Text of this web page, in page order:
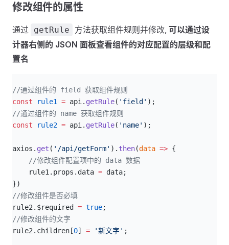
修改组件的属性
通过 getRule 方法获取组件规则并修改, 可以通过设
计器右侧的 JSON 面板查看组件的对应配置的层级和配
置名
//通过组件的 field 获取组件规则
const rule1 = api. getRule( 'field' );
//通过组件的 name 获取组件规则
const rule2 = api. getRule( 'name' );
axios. get ( '/api/getForm' ). then(data => {
    //修改组件配置项中的 data 数据
    rule1.props.data
= data;
})
//修改组件是否必填
rule2.$required = true;
//修改组件的文字
rule2.children[0] = '新文字' ;